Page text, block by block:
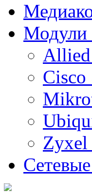
Модули
Allied
Cisco
Zyxel